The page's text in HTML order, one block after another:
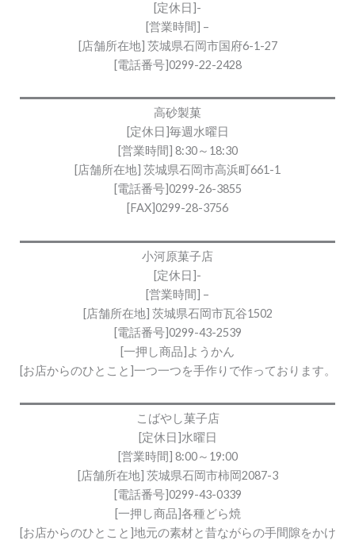
[定休日]-
[営業時間] –
[店舗所在地] 茨城県石岡市国府6-1-27
[電話番号]0299-22-2428
高砂製菓
[定休日]毎週水曜日
[営業時間] 8:30～18:30
[店舗所在地] 茨城県石岡市高浜町661-1
[電話番号]0299-26-3855
[FAX]0299-28-3756
小河原菓子店
[定休日]-
[営業時間] –
[店舗所在地] 茨城県石岡市瓦谷1502
[電話番号]0299-43-2539
[一押し商品]ようかん
[お店からのひとこと]一つ一つを手作りで作っております。
こばやし菓子店
[定休日]水曜日
[営業時間] 8:00～19:00
[店舗所在地] 茨城県石岡市柿岡2087-3
[電話番号]0299-43-0339
[一押し商品]各種どら焼
[お店からのひとこと]地元の素材と昔ながらの手間隙をかけ